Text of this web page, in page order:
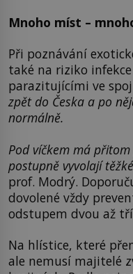
Mnoho míst –
Při poznávání
také na riziko
parazitujícími ve
zpět do Česka a po
normálně.
Pod víčkem má
postupně vyvolají
prof. Modrý.
dovolené vždy
odstupem dvou až
Na hlístice, které
ale nemusí majitelé